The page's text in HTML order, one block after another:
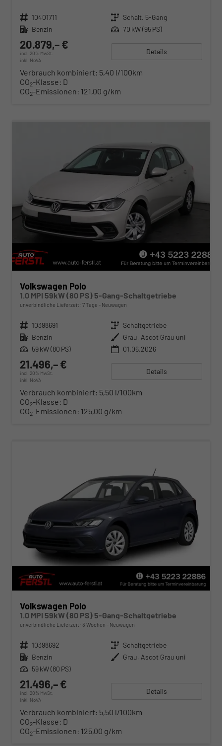
Fahrzeugnr. 10401711 Getriebe Schalt. 5-Gang
Kraftstoff Benzin Leistung 70 kW (95 PS)
20.879,– €
incl. 20% MwSt.
inkl. NoVA
Details
Verbrauch kombiniert: 5,40 l/100km
CO2-Klasse: D
CO2-Emissionen: 121,00 g/km
Volkswagen Polo
1.0 MPI 59kW (80 PS) 5-Gang-Schaltgetriebe
unverbindliche Lieferzeit: 7 Tage Neuwagen
Fahrzeugnr. 10398691 Getriebe Schaltgetriebe
Kraftstoff Benzin Außenfarbe Grau, Ascot Grau uni
Leistung 59 kW (80 PS) 01.06.2026
21.496,– €
incl. 20% MwSt.
inkl. NoVA
Details
Verbrauch kombiniert: 5,50 l/100km
CO2-Klasse: D
CO2-Emissionen: 125,00 g/km
Volkswagen Polo
1.0 MPI 59kW (80 PS) 5-Gang-Schaltgetriebe
unverbindliche Lieferzeit: 3 Wochen Neuwagen
Fahrzeugnr. 10398692 Getriebe Schaltgetriebe
Kraftstoff Benzin Außenfarbe Grau, Ascot Grau uni
Leistung 59 kW (80 PS)
21.496,– €
incl. 20% MwSt.
inkl. NoVA
Details
Verbrauch kombiniert: 5,50 l/100km
CO2-Klasse: D
CO2-Emissionen: 125,00 g/km